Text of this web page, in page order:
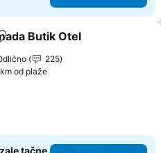
u favorite
Butik Otel
225
od plaže
tačne